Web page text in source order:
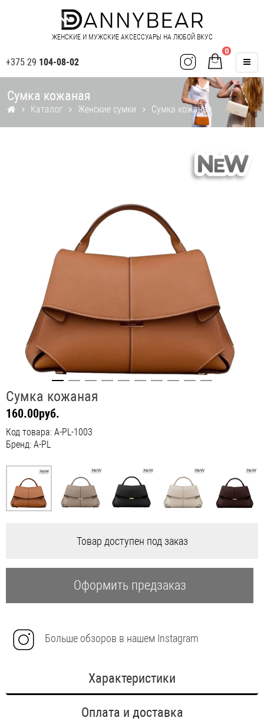
+375 29 104-08-02
ЖЕНСКИЕ И МУЖСКИЕ АКСЕССУАРЫ НА ЛЮБОЙ ВКУС
0
Сумка кожаная
Каталог Женские сумки Сумка кожаная
Сумка кожаная
160.00руб.
Код товара: A-PL-1003
Бренд: A-PL
Товар доступен под заказ
Оформить предзаказ
Больше обзоров в нашем Instagram
Характеристики
Оплата и доставка